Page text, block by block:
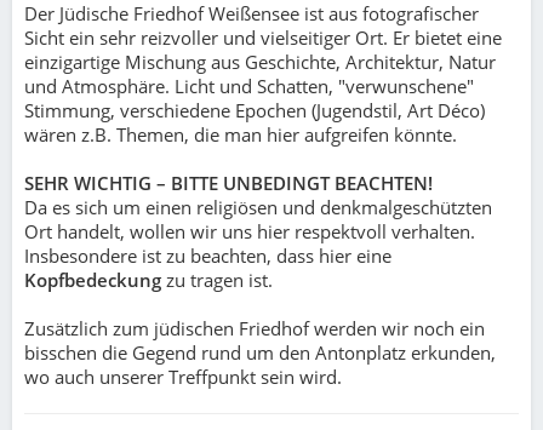
Der Jüdische Friedhof Weißensee ist aus fotografischer
Sicht ein sehr reizvoller und vielseitiger Ort. Er bietet eine
einzigartige Mischung aus Geschichte, Architektur, Natur
und Atmosphäre. Licht und Schatten, "verwunschene"
Stimmung, verschiedene Epochen (Jugendstil, Art Déco)
wären z.B. Themen, die man hier aufgreifen könnte.
SEHR WICHTIG – BITTE UNBEDINGT BEACHTEN!
Da es sich um einen religiösen und denkmalgeschützten
Ort handelt, wollen wir uns hier respektvoll verhalten.
Insbesondere ist zu beachten, dass hier eine
Kopfbedeckung zu tragen ist.
Zusätzlich zum jüdischen Friedhof werden wir noch ein
bisschen die Gegend rund um den Antonplatz erkunden,
wo auch unserer Treffpunkt sein wird.